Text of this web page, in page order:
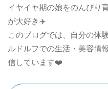
イヤイヤ期の娘をのんびり
が大好き✈️
このブログでは、自分の体
ルドルフでの生活・美容情
信しています❤️